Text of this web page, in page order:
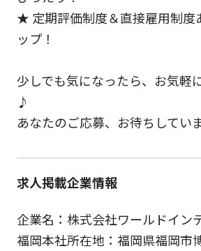
★ 定期評価制度＆直接雇用制
ップ！
少しでも気になったら、お気軽
♪
あなたのご応募、お待ちしてい
求人掲載企業情報
企業名：株式会社ワールドイン
福岡本社所在地：福岡県福岡市